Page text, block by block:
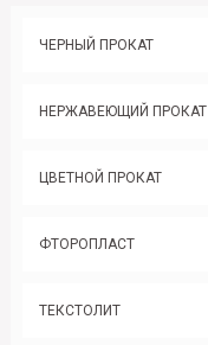
ЧЕРНЫЙ ПРОКАТ
НЕРЖАВЕЮЩИЙ ПРОКАТ
ЦВЕТНОЙ ПРОКАТ
ФТОРОПЛАСТ
ТЕКСТОЛИТ